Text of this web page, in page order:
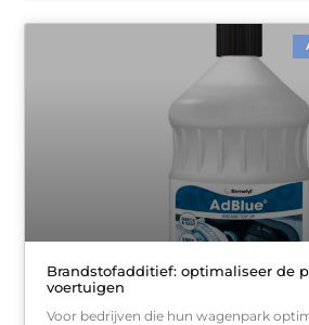
Brandstofadditief: optimaliseer de
voertuigen
Voor bedrijven die hun wagenpark